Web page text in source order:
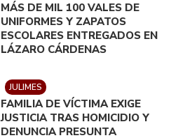
MÁS DE MIL 100 VALES DE
UNIFORMES Y ZAPATOS
ESCOLARES ENTREGADOS EN
LÁZARO CÁRDENAS
JULIMES
FAMILIA DE VÍCTIMA EXIGE
JUSTICIA TRAS HOMICIDIO Y
DENUNCIA PRESUNTA